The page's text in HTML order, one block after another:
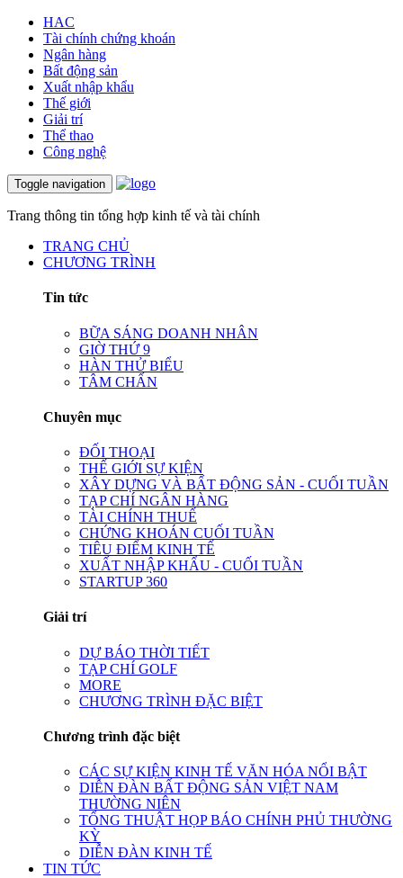
HAC
Tài chính chứng khoán
Ngân hàng
Bất động sản
Xuất nhập khẩu
Thế giới
Giải trí
Thể thao
Công nghệ
Toggle navigation
Trang thông tin tổng hợp kinh tế và tài chính
TRANG CHỦ
CHƯƠNG TRÌNH
Tin tức
BỮA SÁNG DOANH NHÂN
GIỜ THỨ 9
HÀN THỬ BIỂU
TÂM CHẤN
Chuyên mục
ĐỐI THOẠI
THẾ GIỚI SỰ KIỆN
XÂY DỰNG VÀ BẤT ĐỘNG SẢN - CUỐI TUẦN
TẠP CHÍ NGÂN HÀNG
TÀI CHÍNH THUẾ
CHỨNG KHOÁN CUỐI TUẦN
TIÊU ĐIỂM KINH TẾ
XUẤT NHẬP KHẨU - CUỐI TUẦN
STARTUP 360
Giải trí
DỰ BÁO THỜI TIẾT
TẠP CHÍ GOLF
MORE
CHƯƠNG TRÌNH ĐẶC BIỆT
Chương trình đặc biệt
CÁC SỰ KIỆN KINH TẾ VĂN HÓA NỔI BẬT
DIỄN ĐÀN BẤT ĐỘNG SẢN VIỆT NAM
THƯỜNG NIÊN
TỔNG THUẬT HỌP BÁO CHÍNH PHỦ THƯỜNG
KỲ
DIỄN ĐÀN KINH TẾ
TIN TỨC